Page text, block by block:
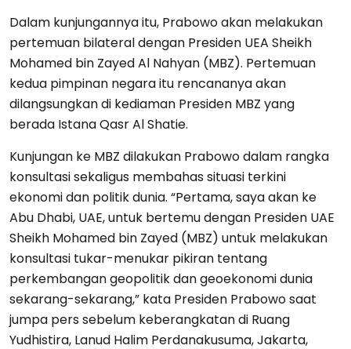
Dalam kunjungannya itu, Prabowo akan melakukan
pertemuan bilateral dengan Presiden UEA Sheikh
Mohamed bin Zayed Al Nahyan (MBZ). Pertemuan
kedua pimpinan negara itu rencananya akan
dilangsungkan di kediaman Presiden MBZ yang
berada Istana Qasr Al Shatie.
Kunjungan ke MBZ dilakukan Prabowo dalam rangka
konsultasi sekaligus membahas situasi terkini
ekonomi dan politik dunia. “Pertama, saya akan ke
Abu Dhabi, UAE, untuk bertemu dengan Presiden UAE
Sheikh Mohamed bin Zayed (MBZ) untuk melakukan
konsultasi tukar-menukar pikiran tentang
perkembangan geopolitik dan geoekonomi dunia
sekarang-sekarang,” kata Presiden Prabowo saat
jumpa pers sebelum keberangkatan di Ruang
Yudhistira, Lanud Halim Perdanakusuma, Jakarta,